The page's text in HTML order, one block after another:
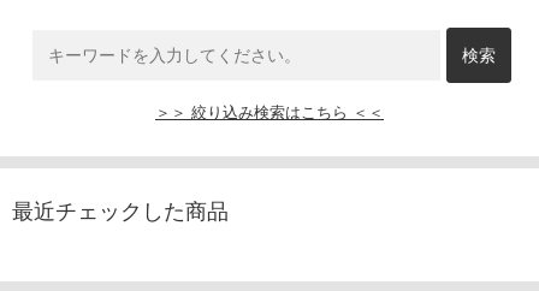
＞＞ 絞り込み検索はこちら ＜＜
最近チェックした商品